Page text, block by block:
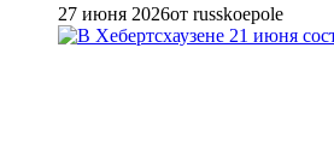
27 июня 2026от russkoepole